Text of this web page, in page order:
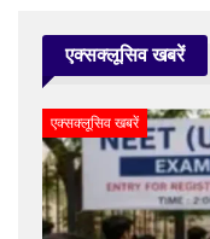
एक्सक्लूसिव खबरें
एक्सक्लूसिव खबरें